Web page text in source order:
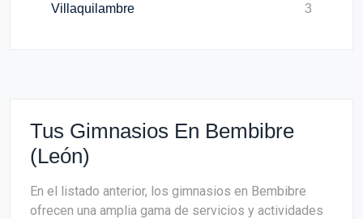
Villaquilambre 3
Tus Gimnasios En Bembibre
(León)
En el listado anterior, los gimnasios en Bembibre
ofrecen una amplia gama de servicios y actividades